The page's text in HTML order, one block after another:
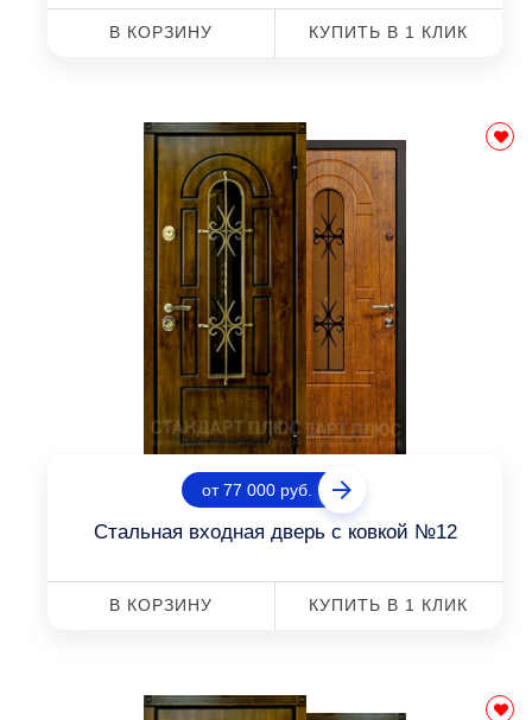
В КОРЗИНУ КУПИТЬ В 1 КЛИК
от 77 000 руб.
Стальная входная дверь с ковкой №12
В КОРЗИНУ КУПИТЬ В 1 КЛИК